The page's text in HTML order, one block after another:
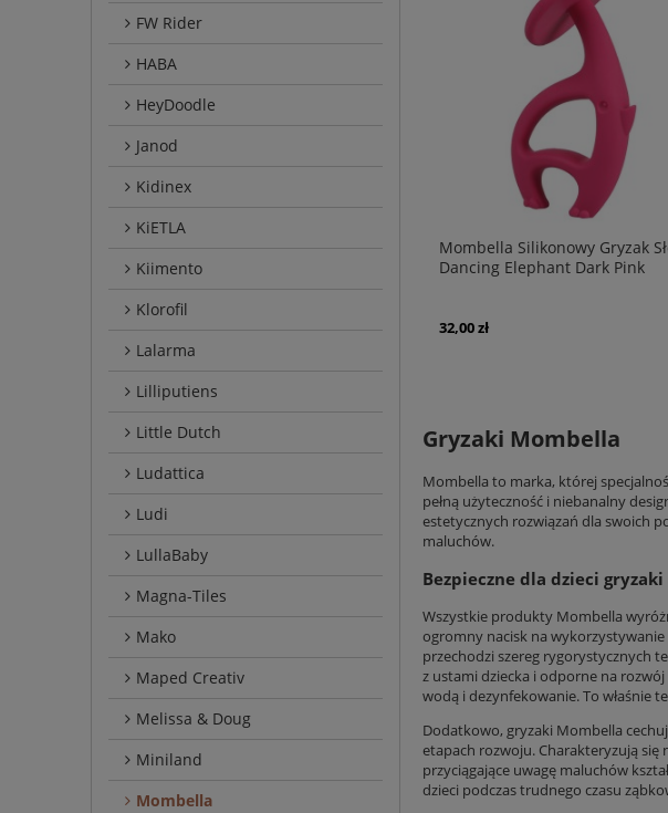
FW Rider
HABA
HeyDoodle
Janod
Kidinex
KiETLA
Kiimento
Klorofil
Lalarma
Lilliputiens
Little Dutch
Ludattica
Ludi
LullaBaby
Magna-Tiles
Mako
Maped Creativ
Melissa & Doug
Miniland
Mombella
Mombella Silikonowy Gryzak
Dancing Elephant Dark Pink
32,00 zł
Gryzaki Mombella
Mombella to marka, której
pełną użyteczność i niebanalny
estetycznych rozwiązań dla swoich
maluchów.
Bezpieczne dla dzieci
Wszystkie produkty Mombella
ogromny nacisk na
przechodzi szereg rygorystycznych
z ustami dziecka i odporne na
wodą i dezynfekowanie. To właśnie
Dodatkowo, gryzaki Mombella
etapach rozwoju. Charakteryzują się
przyciągające uwagę maluchów
dzieci podczas trudnego czasu